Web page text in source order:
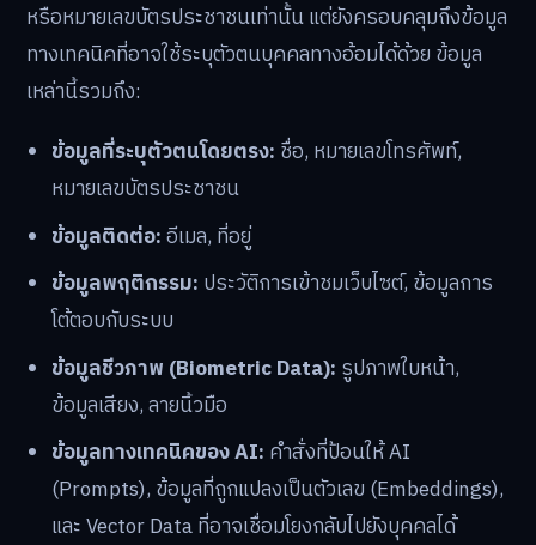
หรือหมายเลขบัตรประชาชนเท่านั้น แต่ยังครอบคลุมถึงข้อมูล
ทางเทคนิคที่อาจใช้ระบุตัวตนบุคคลทางอ้อมได้ด้วย ข้อมูล
เหล่านี้รวมถึง:
ข้อมูลที่ระบุตัวตนโดยตรง: ชื่อ, หมายเลขโทรศัพท์,
หมายเลขบัตรประชาชน
ข้อมูลติดต่อ:อีเมล, ที่อยู่
ข้อมูลพฤติกรรม: ประวัติการเข้าชมเว็บไซต์, ข้อมูลการ
โต้ตอบกับระบบ
ข้อมูลชีวภาพ (Biometric Data): รูปภาพใบหน้า,
ข้อมูลเสียง, ลายนิ้วมือ
ข้อมูลทางเทคนิคของ AI: คำสั่งที่ป้อนให้ AI
(Prompts), ข้อมูลที่ถูกแปลงเป็นตัวเลข (Embeddings),
และ Vector Data ที่อาจเชื่อมโยงกลับไปยังบุคคลได้